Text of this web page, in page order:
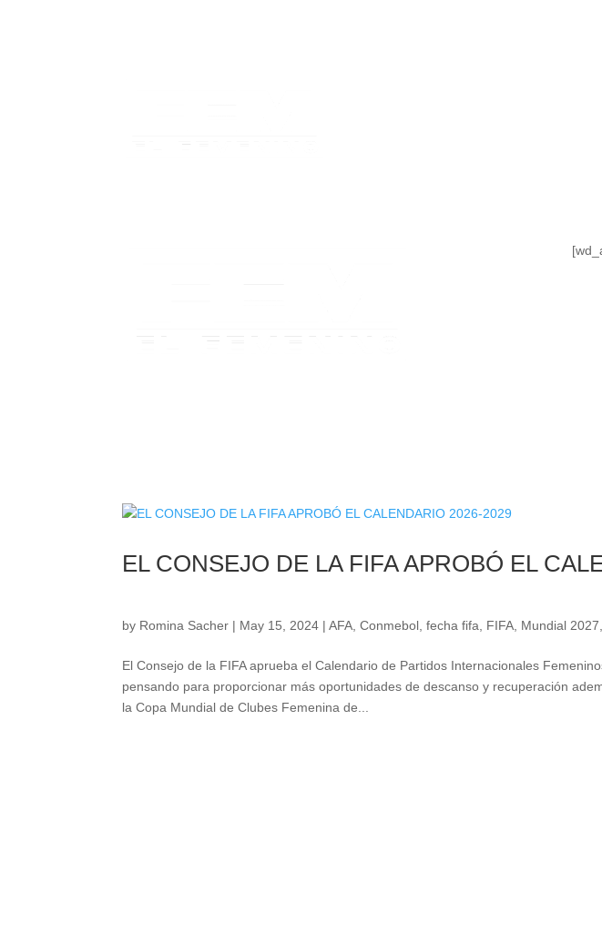
EL CONSEJO DE LA FIFA APROBÓ EL
by Romina Sacher | May 15, 2024 |AFA ,Conmebol ,fecha fifa FIFA Mundial 2027
El Consejo de la FIFA aprueba el Calendario de Partidos Internacionales
pensando para proporcionar más oportunidades de descanso y recuperación
la Copa Mundial de Clubes Femenina de...